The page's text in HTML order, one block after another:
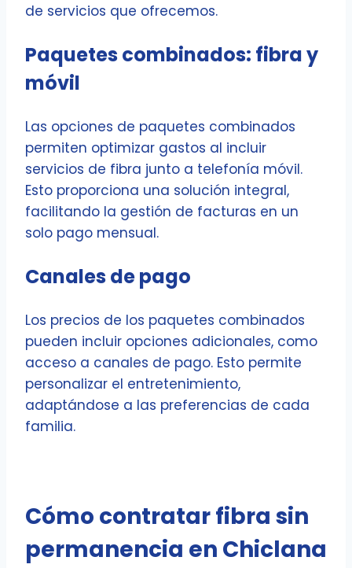
de servicios que ofrecemos.
Paquetes combinados: fibra y
móvil
Las opciones de paquetes combinados
permiten optimizar gastos al incluir
servicios de fibra junto a telefonía móvil.
Esto proporciona una solución integral,
facilitando la gestión de facturas en un
solo pago mensual.
Canales de pago
Los precios de los paquetes combinados
pueden incluir opciones adicionales, como
acceso a canales de pago. Esto permite
personalizar el entretenimiento,
adaptándose a las preferencias de cada
familia.
Cómo contratar fibra sin
permanencia en Chiclana